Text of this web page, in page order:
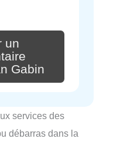
un
Gabin
services des
débarras dans la